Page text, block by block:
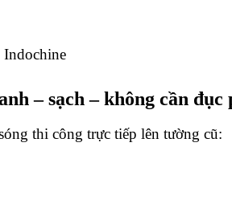
– sạch – không cần đục
thi công trực tiếp lên tường cũ: